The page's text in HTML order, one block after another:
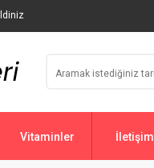
Vitaminler İletişim